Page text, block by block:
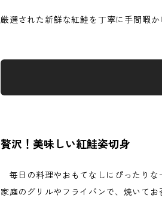
厳選された新鮮な紅鮭を丁寧に手間暇か
贅沢！美味しい紅鮭姿切身
毎日の料理やおもてなしにぴったりな
家庭のグリルやフライパンで、焼いて